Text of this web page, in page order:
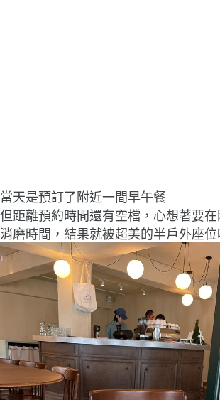
當天是預訂了附近一間早午餐
但距離預約時間還有空檔，心想著要在
消磨時間，結果就被超美的半戶外座位